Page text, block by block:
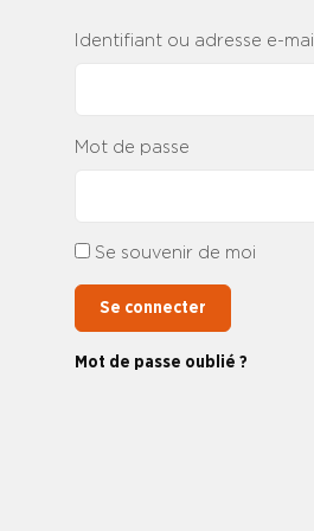
Identifiant ou adresse e-mail
Mot de passe
Se souvenir de moi
Se connecter
Mot de passe oublié ?